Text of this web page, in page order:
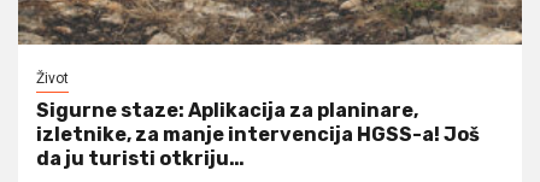
Život
Sigurne staze: Aplikacija za planinare,
izletnike, za manje intervencija HGSS-a! Još
da ju turisti otkriju…